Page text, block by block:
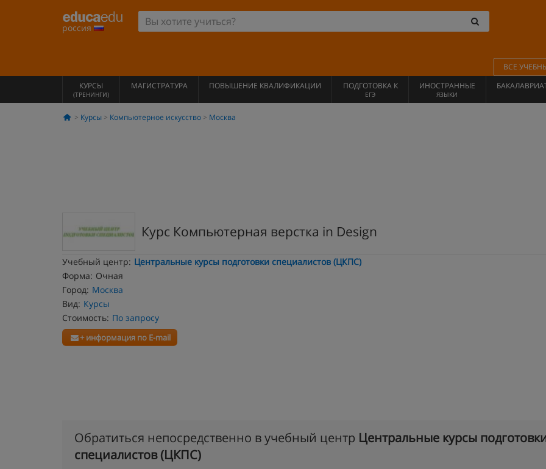
россия
ВСЕ
КУРСЫ
(ТРЕНИНГИ)
МАГИСТРАТУРА ПОВЫШЕНИЕ КВАЛИФИКАЦИИ ПОДГОТОВКА К
ЕГЭ
ИНОСТРАННЫЕ
ЯЗЫКИ
Курсы Компьютерное искусство Москва
Курс Компьютерная верстка in Design
Учебный центр: Центральные курсы подготовки специалистов (ЦКПС)
Форма: Очная
Город: Москва
Вид: Курсы
Стоимость: По запросу
+ информация по E-mail
Обратиться непосредственно в учебный центр Центральные курсы
специалистов (ЦКПС)